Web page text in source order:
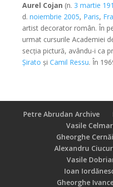
Aurel Cojan (n. 3 martie
d. noiembrie 2005, Paris,
artist decorator român. În
urmat cursurile Academiei
secția pictură, avându-i ca
Șirato și Camil Ressu. În
Petre Abrudan Archive
Vasile
Gheorghe
Alexandru
Vasile
Ioan
Gheorghe